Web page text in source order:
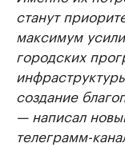
станут
максимум
городских
создание
— написал
телеграмм-